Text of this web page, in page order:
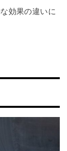
効果の違いに